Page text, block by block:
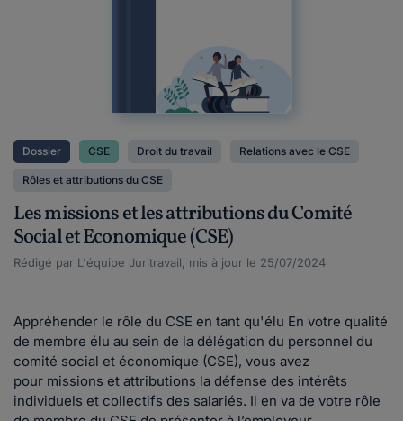
Dossier CSE Droit du travail Relations avec le CSE
Rôles et attributions du CSE
Les missions et les attributions du Comité
Social et Economique (CSE)
Rédigé par L'équipe Juritravail, mis à jour le 25/07/2024
Appréhender le rôle du CSE en tant qu'élu En votre qualité
de membre élu au sein de la délégation du personnel du
comité social et économique (CSE), vous avez
pour missions et attributions la défense des intérêts
individuels et collectifs des salariés. Il en va de votre rôle